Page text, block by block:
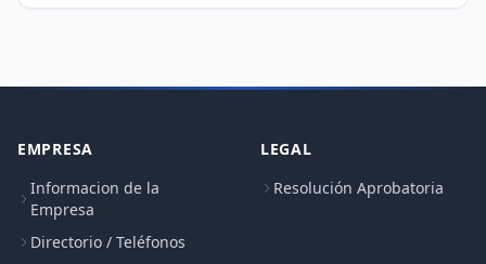
EMPRESA
Informacion de la
Empresa
Directorio / Teléfonos
LEGAL
Resolución Aprobatoria